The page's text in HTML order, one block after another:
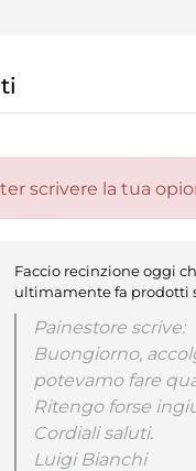
scrivere la tua
Faccio recinzione oggi
ultimamente fa prodotti
Painestore scrive:
Buongiorno,
potevamo fare
Ritengo forse
Cordiali saluti.
Luigi Bianchi